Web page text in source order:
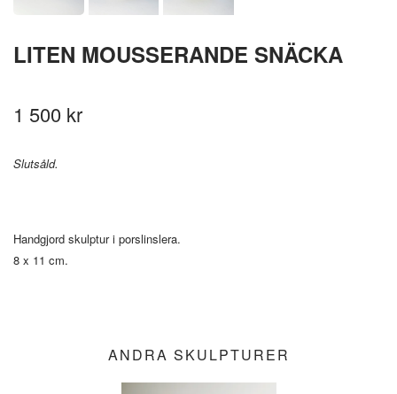
LITEN MOUSSERANDE SNÄCKA
1 500 kr
Slutsåld.
Handgjord skulptur i porslinslera.
8 x 11 cm.
ANDRA SKULPTURER